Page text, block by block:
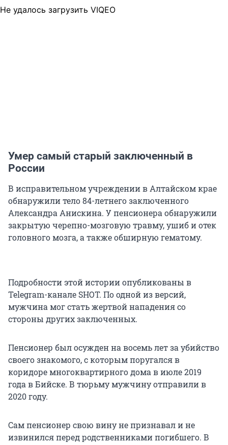
Не удалось загрузить VIQEO
Умер самый старый заключенный в
России
В исправительном учреждении в Алтайском крае
обнаружили тело 84-летнего заключенного
Александра Анискина. У пенсионера обнаружили
закрытую черепно-мозговую травму, ушиб и отек
головного мозга, а также обширную гематому.
Подробности этой истории опубликованы в
Telegram-канале SHOT. По одной из версий,
мужчина мог стать жертвой нападения со
стороны других заключенных.
Пенсионер был осужден на восемь лет за убийство
своего знакомого, с которым поругался в
коридоре многоквартирного дома в июле 2019
года в Бийске. В тюрьму мужчину отправили в
2020 году.
Сам пенсионер свою вину не признавал и не
извинился перед родственниками погибшего. В